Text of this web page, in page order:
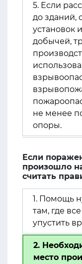
5. Если
до зданий,
установок
добычей,
не менее
опоры.
Если
произошло
считать
1. Помощь
там, где
упустить
2.
место